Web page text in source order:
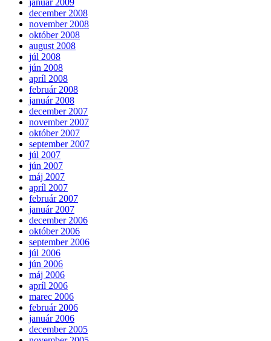
december 2008
november 2008
október 2008
august 2008
júl 2008
jún 2008
apríl 2008
február 2008
január 2008
december 2007
november 2007
október 2007
september 2007
júl 2007
jún 2007
máj 2007
apríl 2007
február 2007
január 2007
december 2006
október 2006
september 2006
júl 2006
jún 2006
máj 2006
apríl 2006
marec 2006
február 2006
január 2006
december 2005